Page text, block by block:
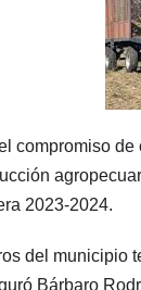
compromiso
2023-2024.
del municipio
Bárbaro